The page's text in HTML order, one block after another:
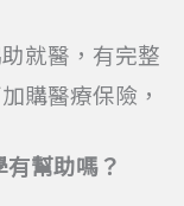
就醫，有完整
購醫療保險，
幫助嗎？